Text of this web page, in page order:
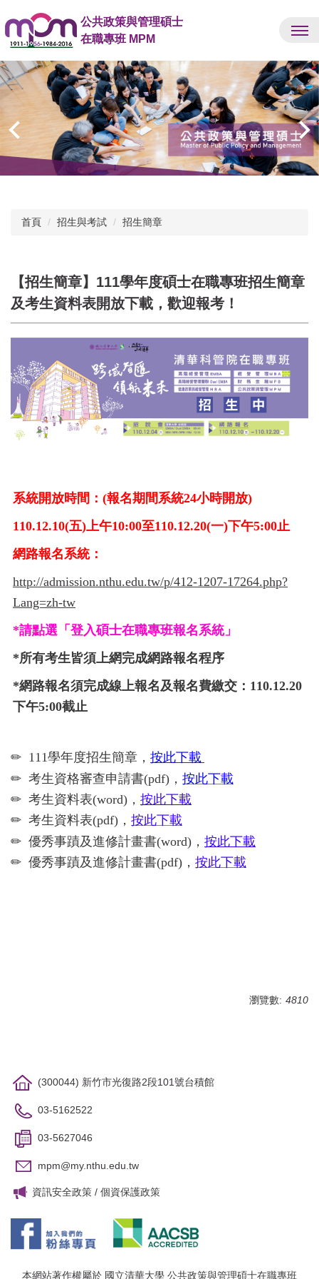
到
主
內
容
公共政策與管理碩士
在職專班 MPM
首頁 招生與考試 招生簡章
【招生簡章】111學年度碩士在職專班招生簡章
及考生資料表開放下載，歡迎報考！
系統開放時間：(報名期間系統24小時開放)
110.12.10(五)上午10:00至110.12.20(一)下午5:00止
網路報名系統：
http://admission.nthu.edu.tw/p/412-1207-17264.php?
Lang=zh-tw
*請點選「登入碩士在職專班報名系統」
*所有考生皆須上網完成網路報名程序
*網路報名須完成線上報名及報名費繳交：110.12.20
下午5:00截止
✏ 1 11學年度招生簡章， 按此下載
✏ 考生資格審查申請書(pdf)， 按此下載
✏ 考生資料表(word)， 按此下載
✏ 考生資料表(pdf)， 按此下載
✏ 優秀事蹟及進修計畫書(word)， 按此下載
✏ 優秀事蹟及進修計畫書(pdf)， 按此下載
瀏覽數: 4810
(300044) 新竹市光復路2段101號台積館
03-5162522
03-5627046
mpm@my.nthu.edu.tw
資訊安全政策 / 個資保護政策
本網站著作權屬於 國立清華大學 公共政策與管理碩士在職專班